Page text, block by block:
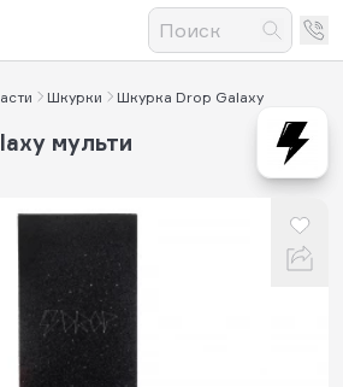
Шкурки Шкурка Drop Galaxy
мульти